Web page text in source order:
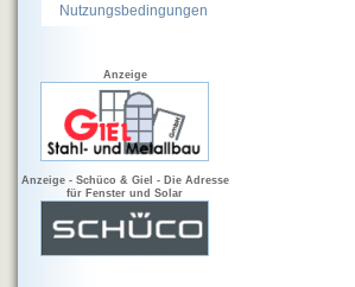
Nutzungsbedingungen
Anzeige
Anzeige - Schüco & Giel - Die Adresse
für Fenster und Solar